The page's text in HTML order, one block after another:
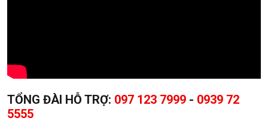
TỔNG ĐÀI HỖ TRỢ: 097 123 7999 - 0939 72
5555